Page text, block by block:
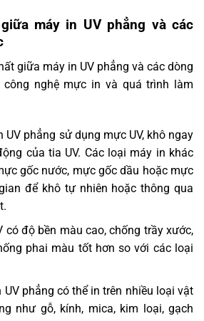
máy in UV phẳng và các
giữa máy in UV phẳng và các dòng
nghệ mực in và quá trình làm
UV phẳng sử dụng mực UV, khô ngay
của tia UV. Các loại máy in khác
gốc nước, mực gốc dầu hoặc mực
để khô tự nhiên hoặc thông qua
có độ bền màu cao, chống trầy xước,
phai màu tốt hơn so với các loại
UV phẳng có thể in trên nhiều loại vật
như gỗ, kính, mica, kim loại, gạch